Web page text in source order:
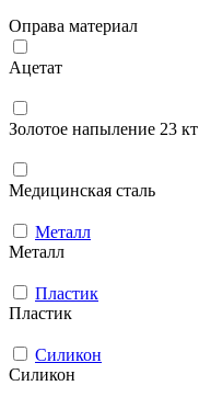
Оправа материал
Ацетат
Золотое напыление 23 кт
Медицинская сталь
Металл
Металл
Пластик
Пластик
Силикон
Силикон